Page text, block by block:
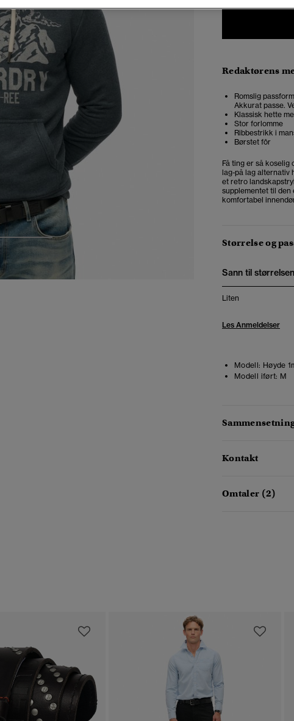
4
Redaktørens
Romslig
Akkurat passe.
Klassisk hette
Stor forlomme
Ribbestrikk i
Børstet fôr
Få ting er så
lag-på lag alternativ
et retro
supplementet til
komfortabel
Størrelse og
Sann til størrelsen
Liten
Les Anmeldelser
Modell: Høyde
Modell iført: M
Kontakt
Omtaler (2)